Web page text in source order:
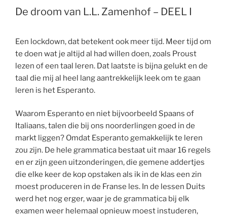
De droom van L.L. Zamenhof – DEEL I
Een lockdown, dat betekent ook meer tijd. Meer tijd om
te doen wat je altijd al had willen doen, zoals Proust
lezen of een taal leren. Dat laatste is bijna gelukt en de
taal die mij al heel lang aantrekkelijk leek om te gaan
leren is het Esperanto.
Waarom Esperanto en niet bijvoorbeeld Spaans of
Italiaans, talen die bij ons noorderlingen goed in de
markt liggen? Omdat Esperanto gemakkelijk te leren
zou zijn. De hele grammatica bestaat uit maar 16 regels
en er zijn geen uitzonderingen, die gemene addertjes
die elke keer de kop opstaken als ik in de klas een zin
moest produceren in de Franse les. In de lessen Duits
werd het nog erger, waar je de grammatica bij elk
examen weer helemaal opnieuw moest instuderen,